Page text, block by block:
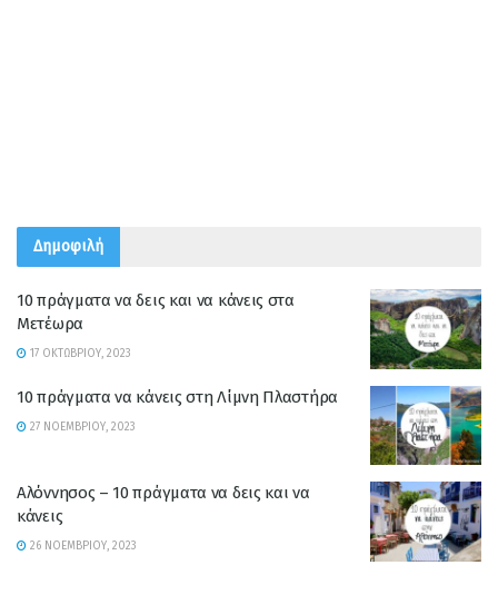
Δημοφιλή
10 πράγματα να δεις και να κάνεις στα
Μετέωρα
17 ΟΚΤΩΒΡΊΟΥ, 2023
10 πράγματα να κάνεις στη Λίμνη Πλαστήρα
27 ΝΟΕΜΒΡΊΟΥ, 2023
Αλόννησος – 10 πράγματα να δεις και να
κάνεις
26 ΝΟΕΜΒΡΊΟΥ, 2023